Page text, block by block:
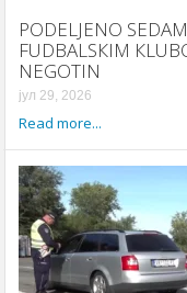
PODELJENO
FUDBALSКIM
NEGOTIN
јул 29, 2026
Read more...